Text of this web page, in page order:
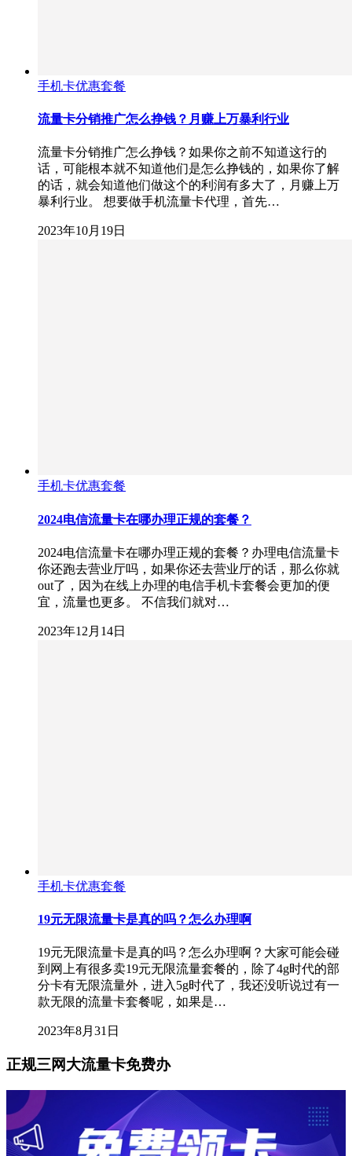
手机卡优惠套餐
流量卡分销推广怎么挣钱？月赚上万暴利行业
流量卡分销推广怎么挣钱？如果你之前不知道这行的
话，可能根本就不知道他们是怎么挣钱的，如果你了解
的话，就会知道他们做这个的利润有多大了，月赚上万
暴利行业。 想要做手机流量卡代理，首先…
2023年10月19日
手机卡优惠套餐
2024电信流量卡在哪办理正规的套餐？
2024电信流量卡在哪办理正规的套餐？办理电信流量卡
你还跑去营业厅吗，如果你还去营业厅的话，那么你就
out了，因为在线上办理的电信手机卡套餐会更加的便
宜，流量也更多。 不信我们就对…
2023年12月14日
手机卡优惠套餐
19元无限流量卡是真的吗？怎么办理啊
19元无限流量卡是真的吗？怎么办理啊？大家可能会碰
到网上有很多卖19元无限流量套餐的，除了4g时代的部
分卡有无限流量外，进入5g时代了，我还没听说过有一
款无限的流量卡套餐呢，如果是…
2023年8月31日
正规三网大流量卡免费办